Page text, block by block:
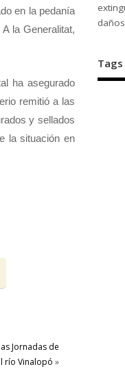
en la pedanía
la Generalitat,
ha asegurado
remitió a las
y sellados
la situación en
Jornadas de
río Vinalopó »
Tags